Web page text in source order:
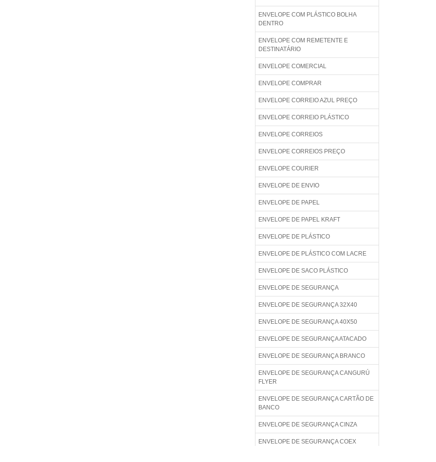
ENVELOPE COM PLÁSTICO BOLHA
DENTRO
ENVELOPE COM REMETENTE E
DESTINATÁRIO
ENVELOPE COMERCIAL
ENVELOPE COMPRAR
ENVELOPE CORREIO AZUL PREÇO
ENVELOPE CORREIO PLÁSTICO
ENVELOPE CORREIOS
ENVELOPE CORREIOS PREÇO
ENVELOPE COURIER
ENVELOPE DE ENVIO
ENVELOPE DE PAPEL
ENVELOPE DE PAPEL KRAFT
ENVELOPE DE PLÁSTICO
ENVELOPE DE PLÁSTICO COM LACRE
ENVELOPE DE SACO PLÁSTICO
ENVELOPE DE SEGURANÇA
ENVELOPE DE SEGURANÇA 32X40
ENVELOPE DE SEGURANÇA 40X50
ENVELOPE DE SEGURANÇA ATACADO
ENVELOPE DE SEGURANÇA BRANCO
ENVELOPE DE SEGURANÇA CANGURÚ
FLYER
ENVELOPE DE SEGURANÇA CARTÃO DE
BANCO
ENVELOPE DE SEGURANÇA CINZA
ENVELOPE DE SEGURANÇA COEX